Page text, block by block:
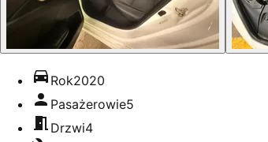
Rok2020
Pasażerowie5
Drzwi4